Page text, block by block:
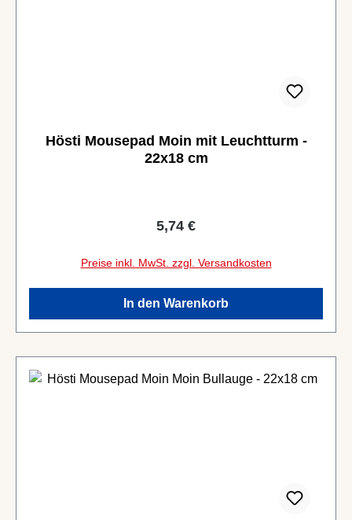
Hösti Mousepad Moin mit Leuchtturm -
22x18 cm
Regulärer Preis:
5,74 €
Preise inkl. MwSt. zzgl. Versandkosten
In den Warenkorb